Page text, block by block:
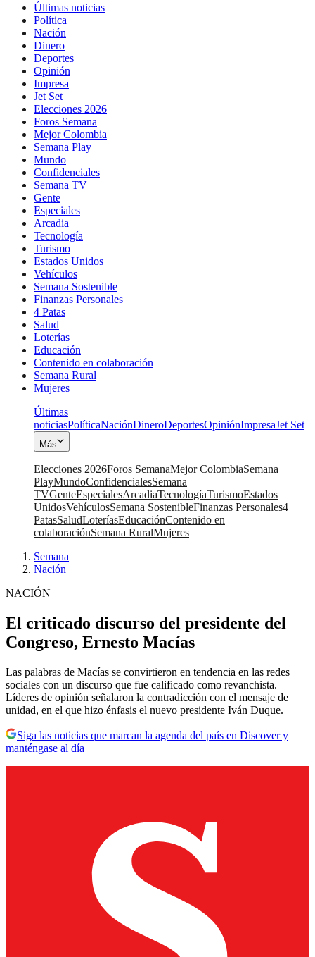
Últimas noticias
Política
Nación
Dinero
Deportes
Opinión
Impresa
Jet Set
Elecciones 2026
Foros Semana
Mejor Colombia
Semana Play
Mundo
Confidenciales
Semana TV
Gente
Especiales
Arcadia
Tecnología
Turismo
Estados Unidos
Vehículos
Semana Sostenible
Finanzas Personales
4 Patas
Salud
Loterías
Educación
Contenido en colaboración
Semana Rural
Mujeres
Últimas
noticiasPolíticaNaciónDineroDeportesOpiniónImpresaJet Set
Más
Elecciones 2026Foros SemanaMejor ColombiaSemana
PlayMundoConfidencialesSemana
TVGenteEspecialesArcadiaTecnologíaTurismoEstados
UnidosVehículosSemana SostenibleFinanzas Personales4
PatasSaludLoteríasEducaciónContenido en
colaboraciónSemana RuralMujeres
Semana|
Nación
NACIÓN
El criticado discurso del presidente del
Congreso, Ernesto Macías
Las palabras de Macías se convirtieron en tendencia en las redes
sociales con un discurso que fue calificado como revanchista.
Líderes de opinión señalaron la contradicción con el mensaje de
unidad, en el que hizo énfasis el nuevo presidente Iván Duque.
Siga las noticias que marcan la agenda del país en Discover y
manténgase al día